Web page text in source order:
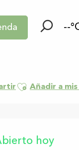
--
Ajouter aux
Añadir a
y
hoy